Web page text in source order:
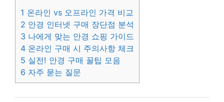
1 온라인 vs 오프라인 가격 비교
2 안경 인터넷 구매 장단점 분석
3 나에게 맞는 안경 쇼핑 가이드
4 온라인 구매 시 주의사항 체크
5 실전! 안경 구매 꿀팁 모음
6 자주 묻는 질문